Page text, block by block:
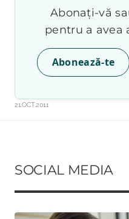
Abonați-vă
pentru a avea
Abonează-te
21.OCT.2011
SOCIAL MEDIA